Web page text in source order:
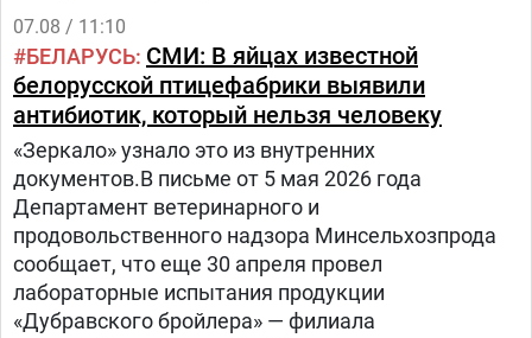
07.08 / 11:10
БЕЛАРУСЬ СМИ: В яйцах известной
белорусской птицефабрики выявили
антибиотик, который нельзя человеку
«Зеркало» узнало это из внутренних
документов.В письме от 5 мая 2026 года
Департамент ветеринарного и
продовольственного надзора Минсельхозпрода
сообщает, что еще 30 апреля провел
лабораторные испытания продукции
«Дубравского бройлера» — филиала